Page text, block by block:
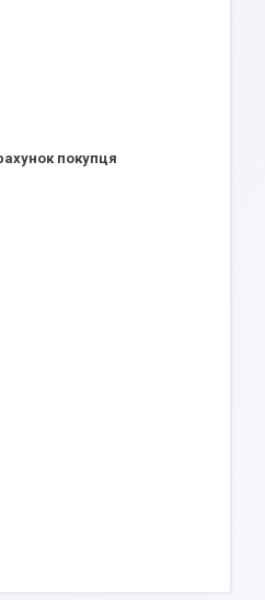
покупця